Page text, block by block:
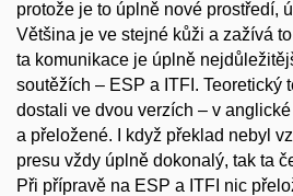
protože je to úplně nové prostředí,
Většina je ve stejné kůži a zažívá
ta komunikace je úplně
soutěžích – ESP a ITFI. Teoretický
dostali ve dvou verzích – v
a přeložené. I když překlad nebyl
presu vždy úplně dokonalý, tak ta
Při přípravě na ESP a ITFI nic